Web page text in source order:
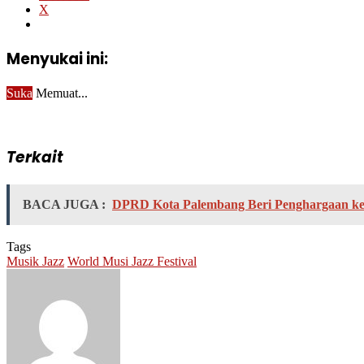
X
Menyukai ini:
Suka Memuat...
Terkait
BACA JUGA : DPRD Kota Palembang Beri Penghargaan
Tags
Musik Jazz World Musi Jazz Festival